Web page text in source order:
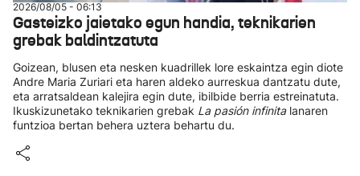
2026/08/05 - 06:13
Gasteizko jaietako egun handia, teknikarien
grebak baldintzatuta
Goizean, blusen eta nesken kuadrillek lore eskaintza egin diote
Andre Maria Zuriari eta haren aldeko aurreskua dantzatu dute,
eta arratsaldean kalejira egin dute, ibilbide berria estreinatuta.
Ikuskizunetako teknikarien grebak La pasión infinitalanaren
funtzioa bertan behera uztera behartu du.